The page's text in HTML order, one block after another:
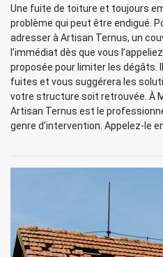
Une fuite de toiture et toujours
problème qui peut être endigué.
adresser à Artisan Ternus, un
l’immédiat dès que vous
proposée pour limiter les dégâts.
fuites et vous suggérera les
votre structure soit retrouvée. À
Artisan Ternus est le
genre d’intervention. Appelez-le